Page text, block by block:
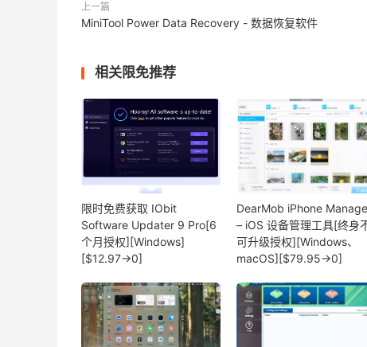
上一篇
MiniTool Power Data Recovery - 数据恢复软件
相关限免推荐
限时免费获取 IObit
Software Updater 9 Pro[6
个月授权][Windows]
[$12.97→0]
DearMob iPhone
– iOS 设备管理工具[终身
可升级授权][Windows、
macOS][$79.95→0]